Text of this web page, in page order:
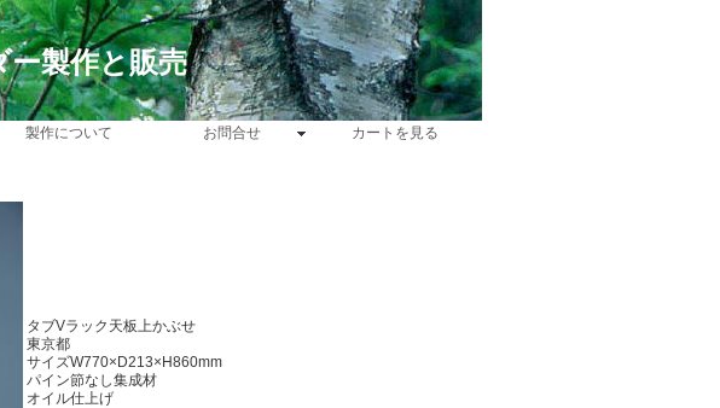
製作と販売
製作について お問合せ
カートを見る
タブVラック天板上かぶせ
東京都
サイズW770×D213×H860mm
パイン節なし集成材
オイル仕上げ